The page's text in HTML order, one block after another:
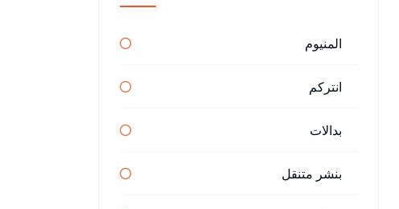
المنيوم
انتركم
بدالات
بنشر متنقل